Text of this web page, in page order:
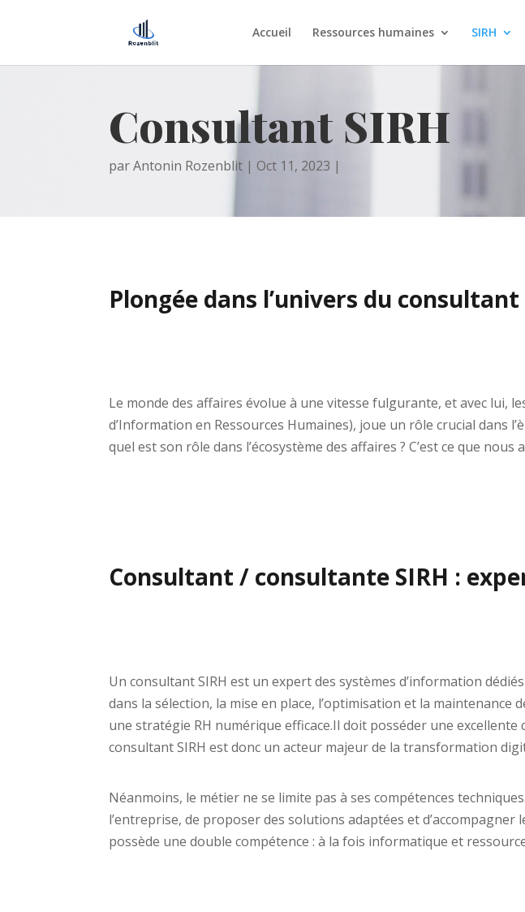
Accueil Ressources humaines SIRH
Consultant SIRH
parAntonin Rozenblit Oct 11, 2023
Plongée dans l’univers du consultant
Le monde des affaires évolue à une vitesse fulgurante, et avec lui,
d’Information en Ressources Humaines), joue un rôle crucial dans
quel est son rôle dans l’écosystème des affaires ? C’est ce que
Consultant / consultante SIRH :
Un consultant SIRH est un expert des systèmes d’information
dans la sélection, la mise en place, l’optimisation et la maintenance
une stratégie RH numérique efficace.Il doit posséder une excellente
consultant SIRH est donc un acteur majeur de la transformation
Néanmoins, le métier ne se limite pas à ses compétences
l’entreprise, de proposer des solutions adaptées et
possède une double compétence : à la fois informatique et